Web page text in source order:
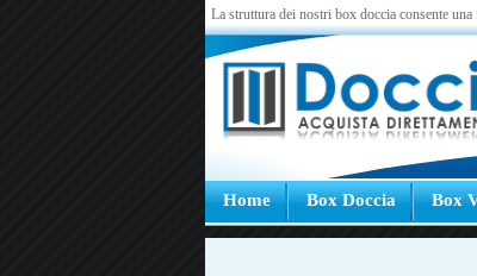
La struttura dei nostri box doccia consente
Home Box Doccia Box